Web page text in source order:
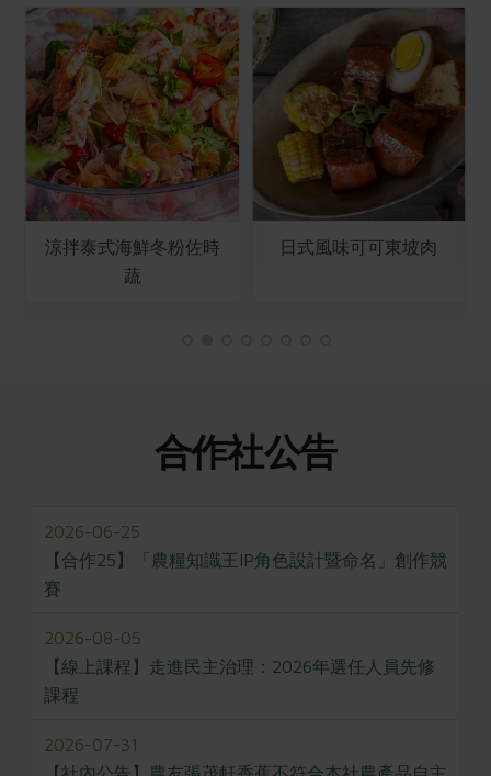
涼拌泰式海鮮冬粉佐時
蔬
日式風味可可東坡肉
合作社公告
2026-06-25
【合作25】「農糧知識王IP角色設計暨命名」創作競
賽
2026-08-05
【線上課程】走進民主治理：2026年選任人員先修
課程
2026-07-31